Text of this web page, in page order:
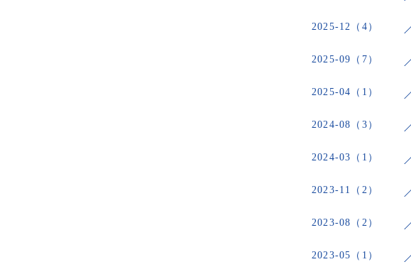
2025-12（4）
2025-09（7）
2025-04（1）
2024-08（3）
2024-03（1）
2023-11（2）
2023-08（2）
2023-05（1）